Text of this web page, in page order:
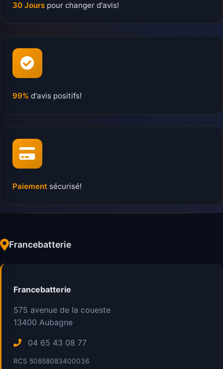
30 Jours pour changer d'avis!
99% d'avis positifs!
Paiement sécurisé!
Francebatterie
Francebatterie
575 avenue de la coueste
13400 Aubagne
04 65 43 08 77
RCS 50858083400036